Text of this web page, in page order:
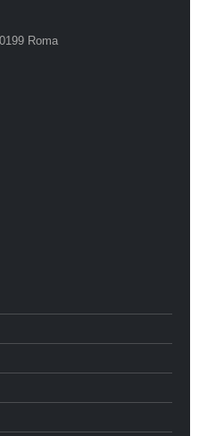
Roma